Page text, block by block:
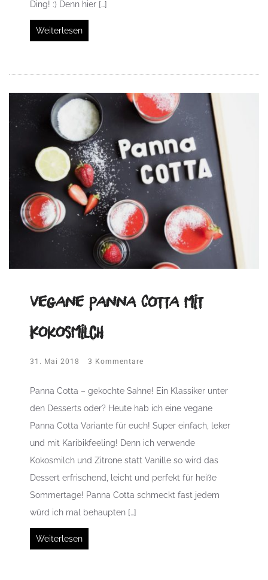
Ding! :) Denn hier […]
Weiterlesen
Vegane Panna Cotta mit
Kokosmilch
31. Mai 2018 3 Kommentare
Panna Cotta – gekochte Sahne! Ein Klassiker unter
den Desserts oder? Heute hab ich eine vegane
Panna Cotta Variante für euch! Super einfach, leker
und mit Karibikfeeling! Denn ich verwende
Kokosmilch und Zitrone statt Vanille so wird das
Dessert erfrischend, leicht und perfekt für heiße
Sommertage! Panna Cotta schmeckt fast jedem
würd ich mal behaupten […]
Weiterlesen